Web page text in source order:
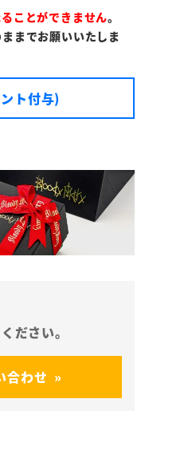
ことができません。
までお願いいたしま
ト付与)
合わせ